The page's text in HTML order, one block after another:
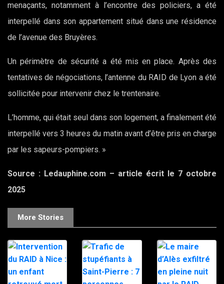
menaçants, notamment à l’encontre des policiers, a été
interpellé dans son appartement situé dans une résidence
de l’avenue des Bruyères.
Un périmètre de sécurité a été mis en place. Après des
tentatives de négociations, l’antenne du RAID de Lyon a été
sollicitée pour intervenir chez le trentenaire.
L’homme, qui était seul dans son logement, a finalement été
interpellé vers 3 heures du matin avant d’être pris en charge
par les sapeurs-pompiers. »
Source : Ledauphine.com – article écrit le 7 octobre
2025
More Stories